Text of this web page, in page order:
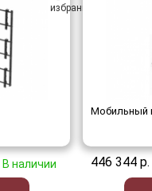
В наличии
Мобильный
446 344 р.